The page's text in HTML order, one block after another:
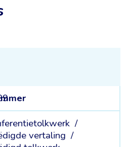
/
vertaling /